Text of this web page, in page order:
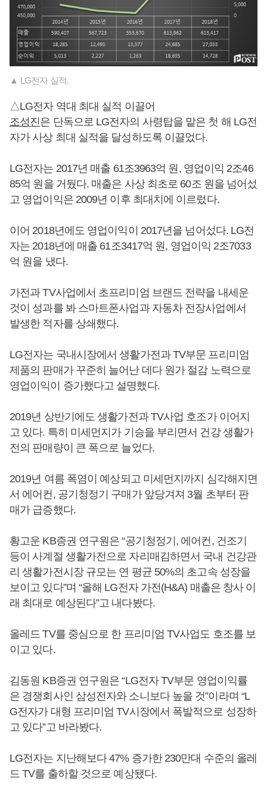
▲ LG전자 실적.
△LG전자 역대 최대 실적 이끌어
조성진은 단독으로 LG전자의 사령탑을 맡은 첫 해 LG전
자가 사상 최대 실적을 달성하도록 이끌었다.
LG전자는 2017년 매출 61조3963억 원, 영업이익 2조46
85억 원을 거뒀다. 매출은 사상 최초로 60조 원을 넘어섰
고 영업이익은 2009년 이후 최대치에 이르렀다.
이어 2018년에도 영업이익이 2017년을 넘어섰다. LG전
자는 2018년에 매출 61조3417억 원, 영업이익 2조7033
억 원을 냈다.
가전과 TV사업에서 초프리미엄 브랜드 전략을 내세운
것이 성과를 봐 스마트폰사업과 자동차 전장사업에서
발생한 적자를 상쇄했다.
LG전자는 국내시장에서 생활가전과 TV부문 프리미엄
제품의 판매가 꾸준히 늘어난 데다 원가 절감 노력으로
영업이익이 증가했다고 설명했다.
2019년 상반기에도 생활가전과 TV사업 호조가 이어지
고 있다. 특히 미세먼지가 기승을 부리면서 건강 생활가
전의 판매량이 큰 폭으로 늘었다.
2019년 여름 폭염이 예상되고 미세먼지까지 심각해지면
서 에어컨, 공기청정기 구매가 앞당겨져 3월 초부터 판
매가 급증했다.
황고운 KB증권 연구원은 “공기청정기, 에어컨, 건조기
등이 사계절 생활가전으로 자리매김하면서 국내 건강관
리 생활가전시장 규모는 연 평균 50%의 초고속 성장을
보이고 있다”며 “올해 LG전자 가전(H&A) 매출은 창사 이
래 최대로 예상된다”고 내다봤다.
올레드 TV를 중심으로 한 프리미엄 TV사업도 호조를 보
이고 있다.
김동원 KB증권 연구원은 “LG전자 TV부문 영업이익률
은 경쟁회사인 삼성전자와 소니보다 높을 것”이라며 “L
G전자가 대형 프리미엄 TV시장에서 폭발적으로 성장하
고 있다”고 바라봤다.
LG전자는 지난해보다 47% 증가한 230만대 수준의 올레
드 TV를 출하할 것으로 예상됐다.